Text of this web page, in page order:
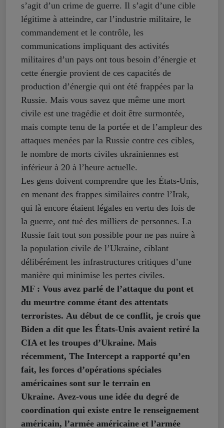
s’agit d’un crime de guerre. Il s’agit d’une cible
légitime à atteindre, car l’industrie militaire, le
commandement et le contrôle, les
communications impliquant des activités
militaires d’un pays ont tous besoin d’énergie et
cette énergie provient de ces capacités de
production d’énergie qui ont été frappées par la
Russie. Mais vous savez que même une mort
civile est une tragédie et doit être surmontée,
mais compte tenu de la portée et de l’ampleur des
attaques menées par la Russie contre ces cibles,
le nombre de morts civiles ukrainiennes est
inférieur à 20 à l’heure actuelle.
Les gens doivent comprendre que les États-Unis,
en menant des frappes similaires contre l’Irak,
qui là encore étaient légales en vertu des lois de
la guerre, ont tué des milliers de personnes. La
Russie fait tout son possible pour ne pas nuire à
la population civile de l’Ukraine, ciblant
délibérément les infrastructures critiques d’une
manière qui minimise les pertes civiles.
MF : Vous avez parlé de l’attaque du pont et
du meurtre comme étant des attentats
terroristes. Au début de ce conflit, je crois que
Biden a dit que les États-Unis avaient retiré la
CIA et les troupes d’Ukraine. Mais
récemment, The Intercept a rapporté qu’en
fait, les forces d’opérations spéciales
américaines sont sur le terrain en
Ukraine. Avez-vous une idée du degré de
coordination qui existe entre le renseignement
américain, l’armée américaine et l’armée